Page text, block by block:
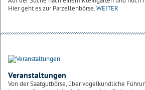
Hier geht es zur Parzellenbörse.WEITER
Veranstaltungen
Von der Saatgutbörse, über vogelkundliche